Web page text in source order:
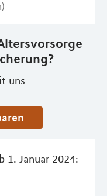
uns
1. Januar 2024: